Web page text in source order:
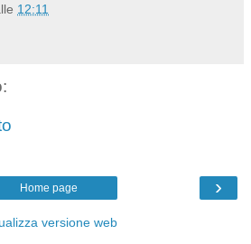
12:11
›
Home page
versione web